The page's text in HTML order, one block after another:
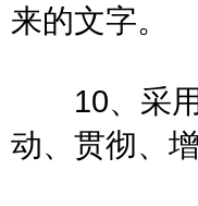
来的文字
10、采用
动、贯彻、